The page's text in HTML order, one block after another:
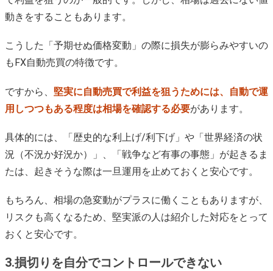
動きをすることもあります。
こうした「予期せぬ価格変動」の際に損失が膨らみやすいの
もFX自動売買の特徴です。
ですから、 堅実に自動売買で利益を狙うためには、自動で運
用しつつもある程度は相場を確認する必要があります。
具体的には、「歴史的な利上げ/利下げ」や「世界経済の状
況（不況か好況か）」、「戦争など有事の事態」が起きるま
たは、起きそうな際は一旦運用を止めておくと安心です。
もちろん、相場の急変動がプラスに働くこともありますが、
リスクも高くなるため、堅実派の人は紹介した対応をとって
おくと安心です。
3.損切りを自分でコントロールできない